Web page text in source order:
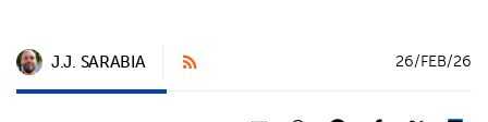
J.J. SARABIA 26/FEB/26